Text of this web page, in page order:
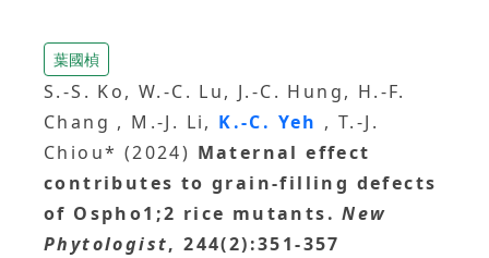
葉國楨
S.-S. Ko, W.-C. Lu, J.-C. Hung, H.-F.
Chang , M.-J. Li, K.-C. Yeh , T.-J.
Chiou* (2024) Maternal effect
contributes to grain-filling defects
of Ospho1;2 rice mutants.New
Phytologist, 244(2):351-357